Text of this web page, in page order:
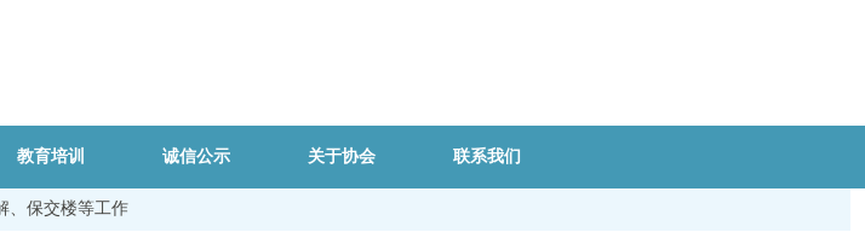
教育培训 诚信公示 关于协会 联系我们
、保交楼等工作